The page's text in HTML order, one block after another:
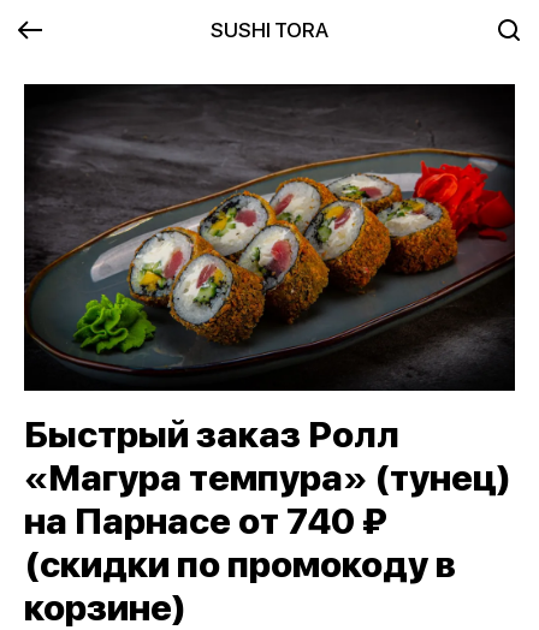
SUSHI TORA
Быстрый заказ Ролл
«Магура темпура» (тунец)
на Парнасе от 740 ₽
(скидки по промокоду в
корзине)